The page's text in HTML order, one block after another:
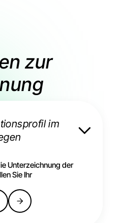
zur
im
Unterzeichnung der
Sie Ihr